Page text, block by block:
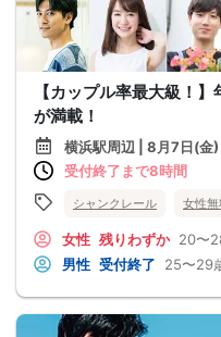
【カップル率最大級！
が満載！
横浜駅周辺 | 8月7日(金
受付終了まで8時間
シャンクレール 女性
女性 残りわずか 20〜
男性 受付終了 25〜29